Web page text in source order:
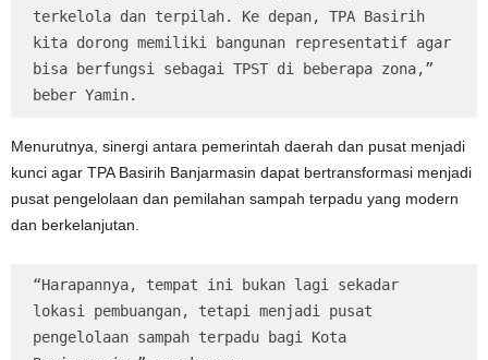
terkelola dan terpilah. Ke depan, TPA Basirih
kita dorong memiliki bangunan representatif agar
bisa berfungsi sebagai TPST di beberapa zona,”
beber Yamin.
Menurutnya, sinergi antara pemerintah daerah dan pusat menjadi
kunci agar TPA Basirih Banjarmasin dapat bertransformasi menjadi
pusat pengelolaan dan pemilahan sampah terpadu yang modern
dan berkelanjutan.
“Harapannya, tempat ini bukan lagi sekadar
lokasi pembuangan, tetapi menjadi pusat
pengelolaan sampah terpadu bagi Kota